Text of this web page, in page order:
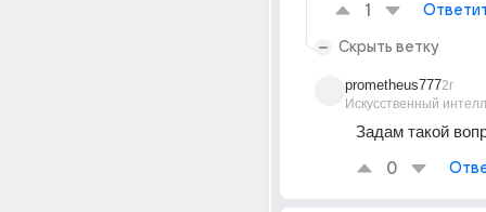
1
Скрыть ветку
prometheus777
Искусственный
2г
Задам такой
0